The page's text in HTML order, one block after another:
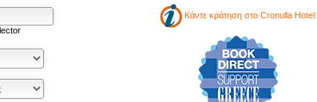
Κάντε κράτηση στο Cronulla Hotel: